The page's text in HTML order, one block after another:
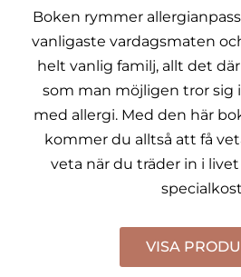
Boken rymmer
vanligaste vardagsmaten
helt vanlig familj, allt det
som man möjligen tror sig
med allergi. Med den här
kommer du alltså att få
veta när du träder in i
VISA